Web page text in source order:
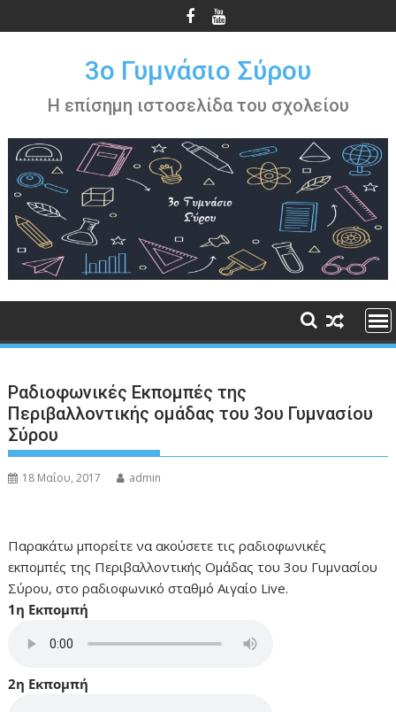
στο
3ο Γυμνάσιο Σύρου
Η επίσημη ιστοσελίδα του σχολείου
Ραδιοφωνικές Εκπομπές της
Περιβαλλοντικής ομάδας του 3ου Γυμνασίου
Σύρου
18 Μαΐου, 2017 admin
Παρακάτω μπορείτε να ακούσετε τις ραδιοφωνικές
εκπομπές της Περιβαλλοντικής Ομάδας του 3ου Γυμνασίου
Σύρου, στο ραδιοφωνικό σταθμό Αιγαίο Live.
1η Εκπομπή
2η Εκπομπή